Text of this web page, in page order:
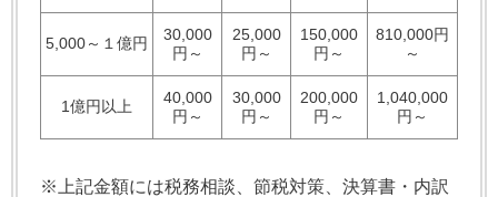
5,000～１億円
30,000
円～
25,000
円～
150,000
円～
810,000円
～
1億円以上
40,000
円～
30,000
円～
200,000
円～
1,040,000
円～
※上記金額には税務相談、節税対策、決算書・内訳